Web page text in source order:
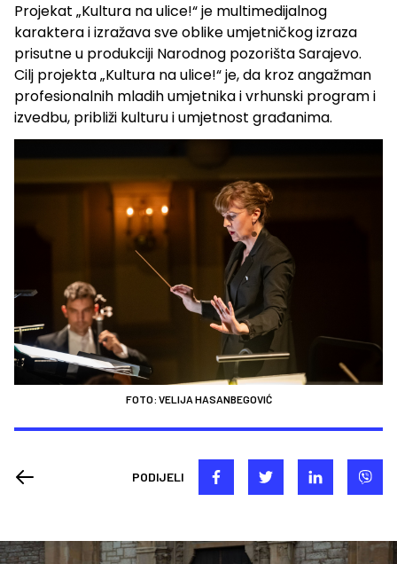
Projekat „Kultura na ulice!“ je multimedijalnog
karaktera i izražava sve oblike umjetničkog izraza
prisutne u produkciji Narodnog pozorišta Sarajevo.
Cilj projekta „Kultura na ulice!“ je, da kroz angažman
profesionalnih mladih umjetnika i vrhunski program i
izvedbu, približi kulturu i umjetnost građanima.
FOTO: VELIJA HASANBEGOVIĆ
PODIJELI